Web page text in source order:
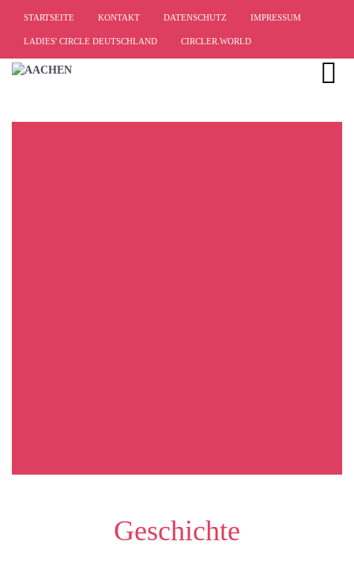
STARTSEITE KONTAKT DATENSCHUTZ IMPRESSUM
LADIES' CIRCLE DEUTSCHLAND CIRCLER.WORLD
Geschichte